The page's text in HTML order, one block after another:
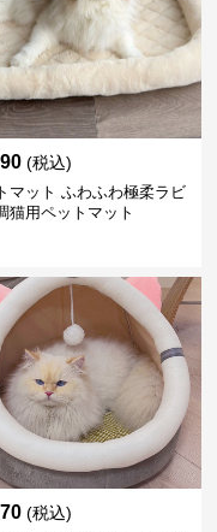
(税込)
マット ふわふわ極柔ラビ
猫用ペットマット
(税込)